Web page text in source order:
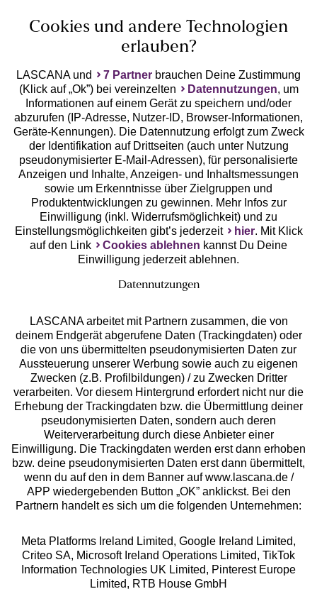
Geprüfte Sicherheit
Unsere Apps
Services
Beratung
Über uns
Rechtliches
Alle Preise inkl. MwSt., zzgl.
Versandkosten
** Bonität vorausgesetzt, berechtigt zur Bonitätsprüfung
Cookies und andere Technologien
erlauben?
LASCANA und 7 Partner brauchen Deine Zustimmung
(Klick auf „Ok”) bei vereinzelten
Datennutzungen, um
Informationen auf einem Gerät zu speichern und/oder
abzurufen (IP-Adresse, Nutzer-ID, Browser-Informationen,
Geräte-Kennungen). Die Datennutzung erfolgt zum Zweck
der Identifikation auf Drittseiten (auch unter Nutzung
pseudonymisierter E-Mail-Adressen), für personalisierte
Anzeigen und Inhalte, Anzeigen- und Inhaltsmessungen
sowie um Erkenntnisse über Zielgruppen und
Produktentwicklungen zu gewinnen. Mehr Infos zur
Einwilligung (inkl. Widerrufsmöglichkeit) und zu
Einstellungsmöglichkeiten gibt’s jederzeit
hier. Mit Klick
auf den Link
Cookies ablehnen kannst Du Deine
Einwilligung jederzeit ablehnen.
Datennutzungen
LASCANA arbeitet mit Partnern zusammen, die von
deinem Endgerät abgerufene Daten (Trackingdaten) oder
die von uns übermittelten pseudonymisierten Daten zur
Aussteuerung unserer Werbung sowie auch zu eigenen
Zwecken (z.B. Profilbildungen) / zu Zwecken Dritter
verarbeiten. Vor diesem Hintergrund erfordert nicht nur die
Erhebung der Trackingdaten bzw. die Übermittlung deiner
pseudonymisierten Daten, sondern auch deren
Weiterverarbeitung durch diese Anbieter einer
Einwilligung. Die Trackingdaten werden erst dann erhoben
bzw. deine pseudonymisierten Daten erst dann übermittelt,
wenn du auf den in dem Banner auf www.lascana.de /
APP wiedergebenden Button „OK” anklickst. Bei den
Partnern handelt es sich um die folgenden Unternehmen:
Meta Platforms Ireland Limited, Google Ireland Limited,
Criteo SA, Microsoft Ireland Operations Limited, TikTok
Information Technologies UK Limited, Pinterest Europe
Limited, RTB House GmbH